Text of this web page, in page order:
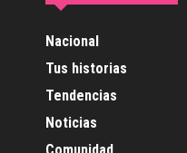
Nacional
Tus historias
Tendencias
Noticias